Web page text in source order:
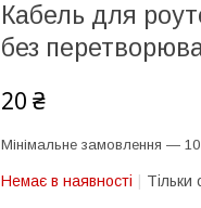
Кабель для
без
20 ₴
Мінімальне замовлення —
Немає в наявності Тільки